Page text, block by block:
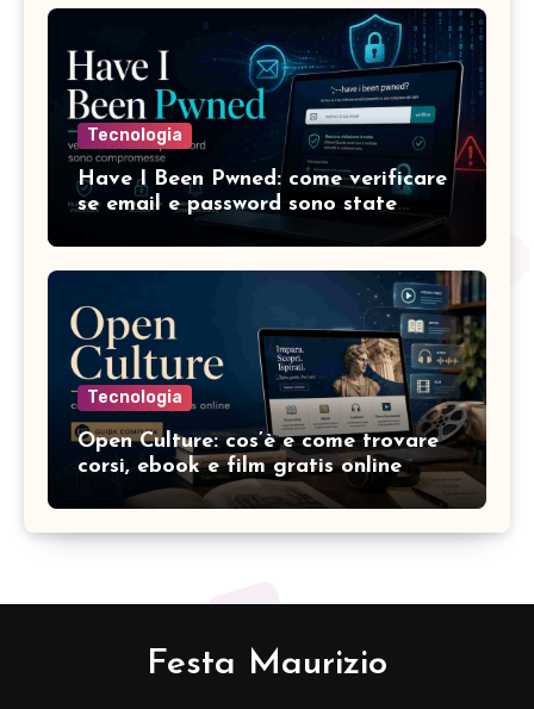
Tecnologia
Have I Been Pwned: come verificare
se email e password sono state
Tecnologia
Open Culture: cos’è e come trovare
corsi, ebook e film gratis online
Festa Maurizio